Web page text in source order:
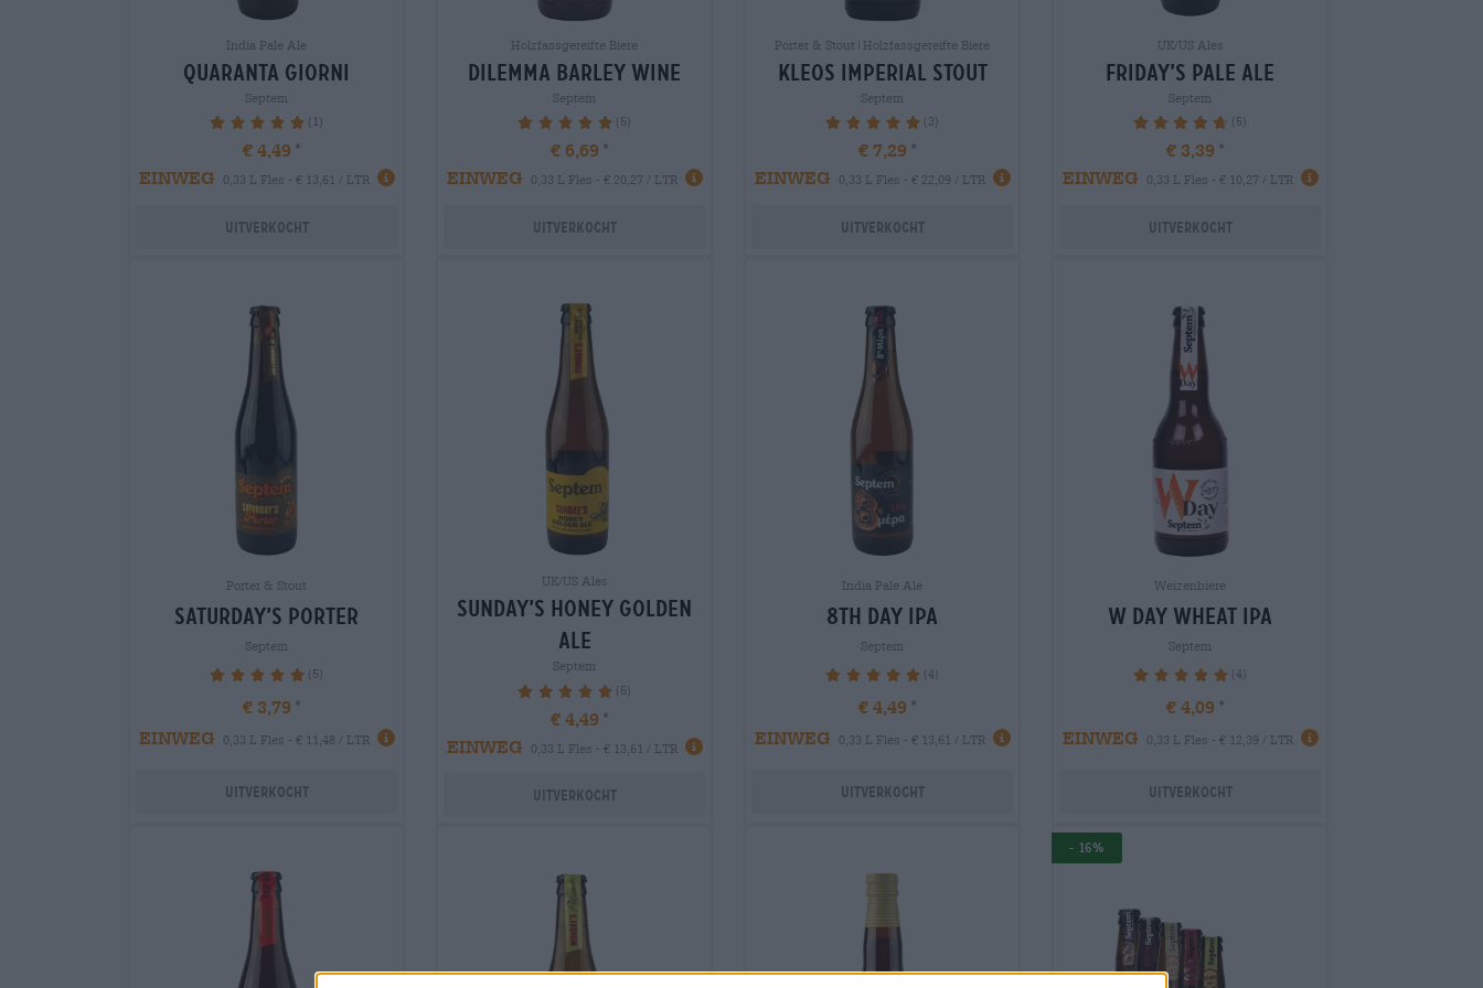
India Pale Ale
quaranta giorni
Septem
100% (1)
€ 4,49
EINWEG
0,33 L Fles - € 13,61 / LTR
Uitverkocht
Holzfassgereifte Biere
dilemma barley wine
Septem
100% (5)
€ 6,69
EINWEG
0,33 L Fles - € 20,27 / LTR
Uitverkocht
Porter & Stout|Holzfassgereifte Biere
kleos imperial stout
Septem
100% (3)
€ 7,29
EINWEG
0,33 L Fles - € 22,09 / LTR
Uitverkocht
UK/US Ales
friday’s pale ale
Septem
96% (5)
€ 3,39
EINWEG
0,33 L Fles - € 10,27 / LTR
Uitverkocht
Porter & Stout
saturday’s porter
Septem
100% (5)
€ 3,79
EINWEG
0,33 L Fles - € 11,48 / LTR
Uitverkocht
UK/US Ales
sunday’s honey golden
ale
Septem
100% (5)
€ 4,49
EINWEG
0,33 L Fles - € 13,61 / LTR
Uitverkocht
India Pale Ale
8th day ipa
Septem
100% (4)
€ 4,49
EINWEG
0,33 L Fles - € 13,61 / LTR
Uitverkocht
Weizenbiere
w day wheat ipa
Septem
100% (4)
€ 4,09
EINWEG
0,33 L Fles - € 12,39 / LTR
Uitverkocht
- 16%